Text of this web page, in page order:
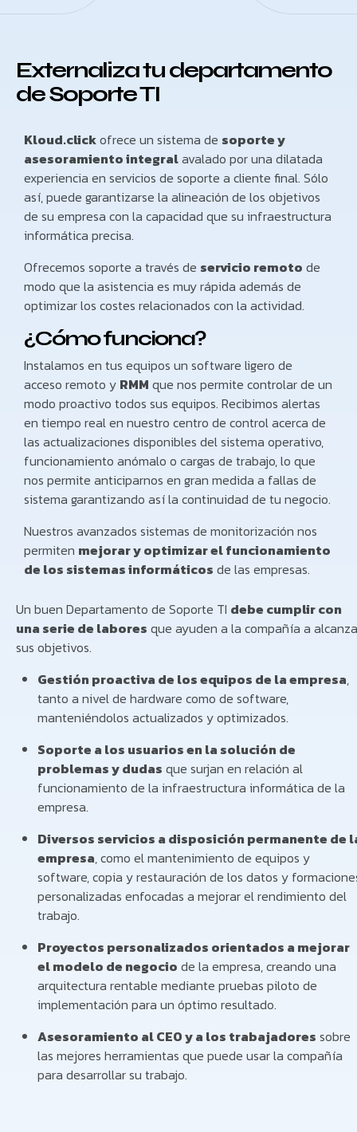
Externaliza tu departamento
de Soporte TI
Kloud.clickofrece un sistema de soporte y
asesoramiento integralavalado por una dilatada
experiencia en servicios de soporte a cliente final. Sólo
así, puede garantizarse la alineación de los objetivos
de su empresa con la capacidad que su infraestructura
informática precisa.
Ofrecemos soporte a través de servicio remoto de
modo que la asistencia es muy rápida además de
optimizar los costes relacionados con la actividad.
¿Cómo funciona?
Instalamos en tus equipos un software ligero de
acceso remoto y RMM que nos permite controlar de un
modo proactivo todos sus equipos. Recibimos alertas
en tiempo real en nuestro centro de control acerca de
las actualizaciones disponibles del sistema operativo,
funcionamiento anómalo o cargas de trabajo, lo que
nos permite anticiparnos en gran medida a fallas de
sistema garantizando así la continuidad de tu negocio.
Nuestros avanzados sistemas de monitorización nos
permiten mejorar y optimizar el funcionamiento
de los sistemas informáticos de las empresas.
Un buen Departamento de Soporte TI debe cumplir con
una serie de labores que ayuden a la compañía a
sus objetivos.
Gestión proactiva de los equipos de la empresa,
tanto a nivel de hardware como de software,
manteniéndolos actualizados y optimizados.
Soporte a los usuarios en la solución de
problemas y dudas que surjan en relación al
funcionamiento de la infraestructura informática de la
empresa.
Diversos servicios a disposición permanente de
empresa, como el mantenimiento de equipos y
software, copia y restauración de los datos y
personalizadas enfocadas a mejorar el rendimiento del
trabajo.
Proyectos personalizados orientados a mejorar
el modelo de negocio de la empresa, creando una
arquitectura rentable mediante pruebas piloto de
implementación para un óptimo resultado.
Asesoramiento al CEO y a los trabajadores sobre
las mejores herramientas que puede usar la compañía
para desarrollar su trabajo.